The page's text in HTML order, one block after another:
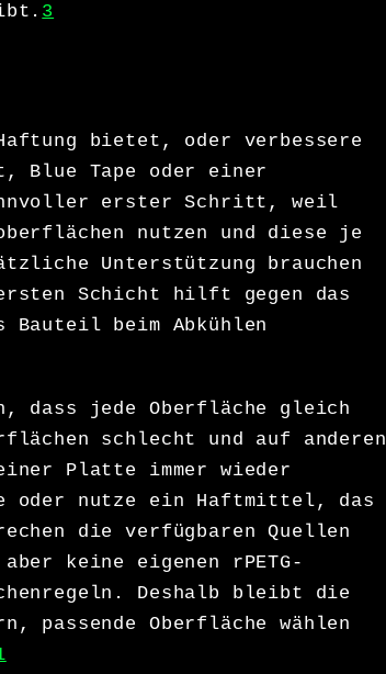
3
bietet, oder verbessere
Blue Tape oder einer
erster Schritt, weil
nutzen und diese je
Unterstützung brauchen
Schicht hilft gegen das
Bauteil beim Abkühlen
dass jede Oberfläche gleich
schlecht und auf anderen
Platte immer wieder
oder nutze ein Haftmittel, das
die verfügbaren Quellen
keine eigenen rPETG-
Deshalb bleibt die
passende Oberfläche wählen